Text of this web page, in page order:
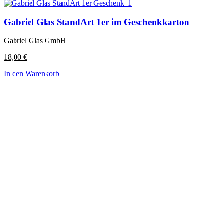
Gabriel Glas StandArt 1er im Geschenkkarton
Gabriel Glas GmbH
18,00 €
In den Warenkorb